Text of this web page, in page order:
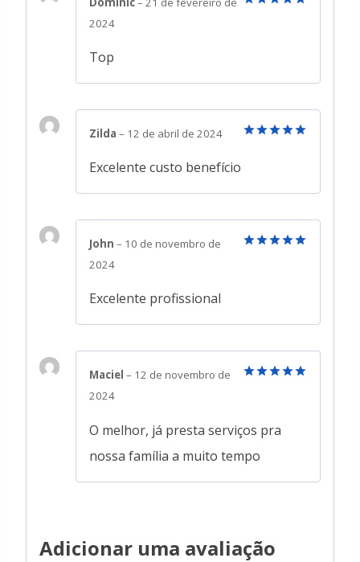
2024
Top
Zilda – 12 de abril de 2024
Excelente custo benefício
John – 10 de novembro de
2024
Excelente profissional
Maciel – 12 de novembro de
2024
O melhor, já presta serviços pra
nossa família a muito tempo
Adicionar uma avaliação